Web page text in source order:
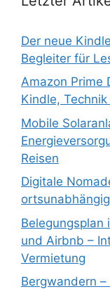
Der neue
Begleiter für
Amazon Prime
Kindle, Technik
Mobile
Reisen
Digitale
Belegungsplan
und Airbnb –
Vermietung
Bergwandern